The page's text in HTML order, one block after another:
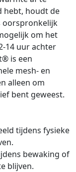
hebt, houdt de
oorspronkelijk
om het
14 uur achter
is een
mesh- en
alleen om
bent geweest.
tijdens fysieke
bewaking of
blijven.